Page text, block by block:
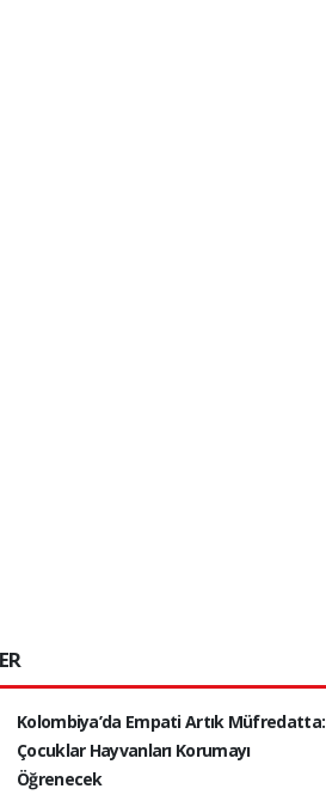
Kolombiya’da Empati Artık Müfredatta:
Çocuklar Hayvanları Korumayı
Öğrenecek